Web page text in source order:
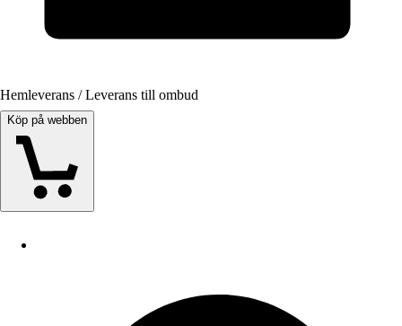
Hemleverans / Leverans till ombud
Köp på webben